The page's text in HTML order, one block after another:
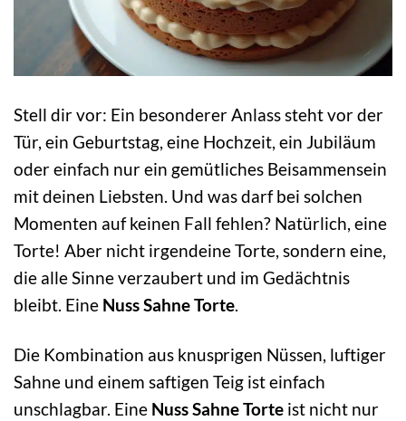
Stell dir vor: Ein besonderer Anlass steht vor der
Tür, ein Geburtstag, eine Hochzeit, ein Jubiläum
oder einfach nur ein gemütliches Beisammensein
mit deinen Liebsten. Und was darf bei solchen
Momenten auf keinen Fall fehlen? Natürlich, eine
Torte! Aber nicht irgendeine Torte, sondern eine,
die alle Sinne verzaubert und im Gedächtnis
bleibt. Eine Nuss Sahne Torte.
Die Kombination aus knusprigen Nüssen, luftiger
Sahne und einem saftigen Teig ist einfach
unschlagbar. Eine Nuss Sahne Torte ist nicht nur